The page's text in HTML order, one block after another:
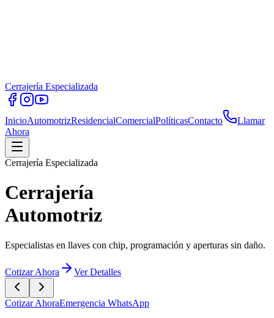
Cerrajería Especializada
InicioAutomotrizResidencialComercialPolíticasContacto
Llamar
Ahora
Cotizar AhoraEmergencia WhatsApp